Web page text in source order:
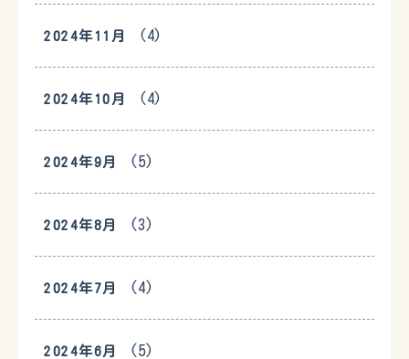
2024年11月 (4)
2024年10月 (4)
2024年9月 (5)
2024年8月 (3)
2024年7月 (4)
2024年6月 (5)